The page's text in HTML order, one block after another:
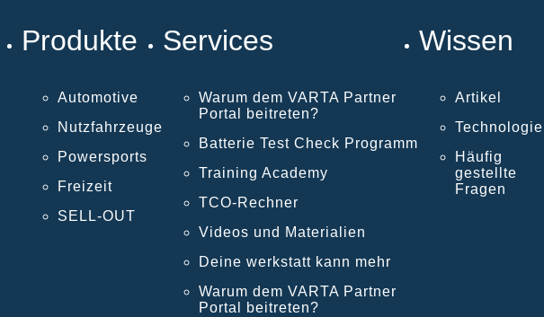
Produkte
Automotive
Nutzfahrzeuge
Powersports
Freizeit
SELL-OUT
Services
Warum dem VARTA Partner
Portal beitreten?
Batterie Test Check Programm
Training Academy
TCO-Rechner
Videos und Materialien
Deine werkstatt kann mehr
Warum dem VARTA Partner
Portal beitreten?
Wissen
Artikel
Technologie
Häufig
gestellte
Fragen